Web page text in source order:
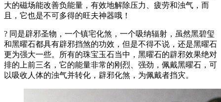
大的磁场能改善负能量，有效地解除压力、疲劳和浊气，而
且，它也是不可多得的旺夫神器哦！
? 同是辟邪圣物，一个镇宅化煞，一个吸纳辐射，虽然黑碧玺
和黑曜石都具有辟邪挡煞的功效，但是不得不说，还是黑曜石
更为强大一些。所有的珠宝玉石当中，黑曜石的辟邪效果绝对
排的上前三名，它的能量非常的刚烈、强劲，佩戴黑曜石，可
以吸收人体的浊气并转化，辟邪化煞，为佩戴者挡灾。